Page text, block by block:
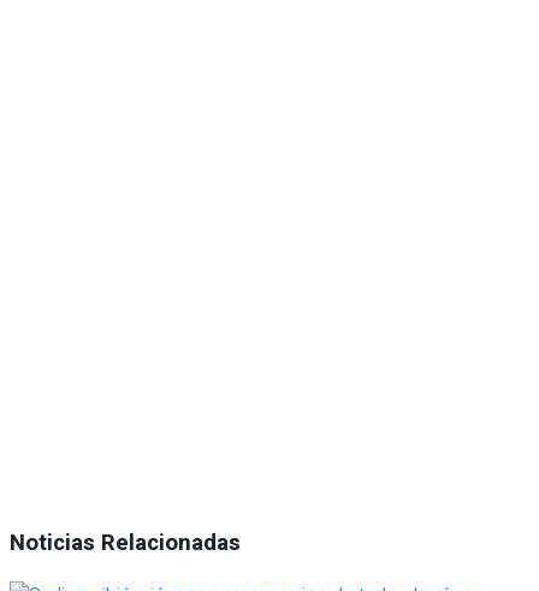
Noticias Relacionadas